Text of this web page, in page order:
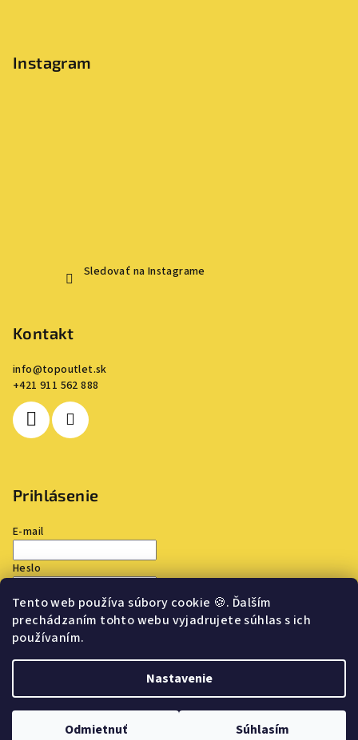
Tento web používa súbory cookie 🍪. Ďalším
prechádzaním tohto webu vyjadrujete súhlas s ich
používaním.
Nastavenie
Odmietnuť Súhlasím
Instagram
Sledovať na Instagrame
Kontakt
info@topoutlet.sk
+421 911 562 888
Prihlásenie
E-mail
Heslo
Prihlásiť sa
Nová registrácia
nastavenie cookies